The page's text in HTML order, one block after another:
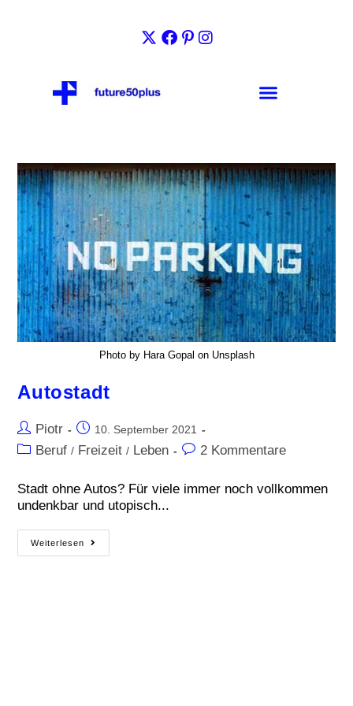
Photo by Hara Gopal on Unsplash
Autostadt
Piotr 10. September 2021
Beruf / Freizeit / Leben 2 Kommentare
Stadt ohne Autos? Für viele immer noch vollkommen
undenkbar und utopisch...
Weiterlesen